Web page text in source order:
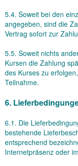
5.4. Soweit bei den
angegeben, sind die
Vertrag sofort zur
5.5. Soweit nichts
Kursen die Zahlung
des Kurses zu
Teilnahme.
6.
6.1. Die
bestehende
entsprechend
Internetpräsenz oder